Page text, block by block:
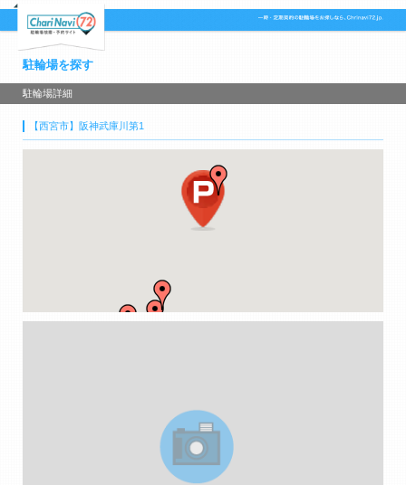
駐輪場を探す
駐輪場詳細
【西宮市】阪神武庫川第1